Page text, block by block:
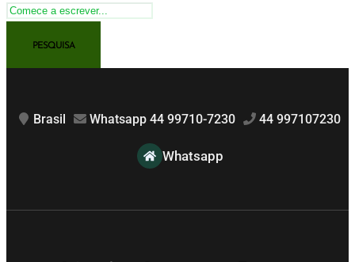
Brasil Whatsapp 44 99710-7230 44 997107230
Whatsapp